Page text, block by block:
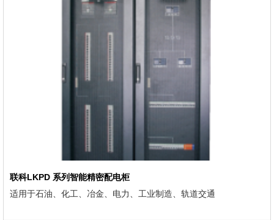
联科LKPD 系列智能精密配电柜
适用于石油、化工、冶金、电力、工业制造、轨道交通